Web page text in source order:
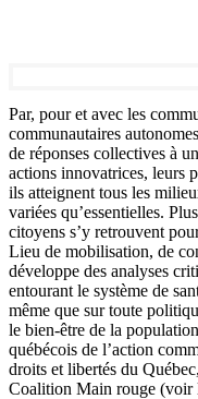
Par, pour et avec les
communautaires
de réponses collectives à
actions innovatrices, leurs
ils atteignent tous les
variées qu’essentielles.
citoyens s’y retrouvent
Lieu de mobilisation, de
développe des analyses
entourant le système de
même que sur toute
le bien-être de la
québécois de l’action
droits et libertés du
Coalition Main rouge (voir